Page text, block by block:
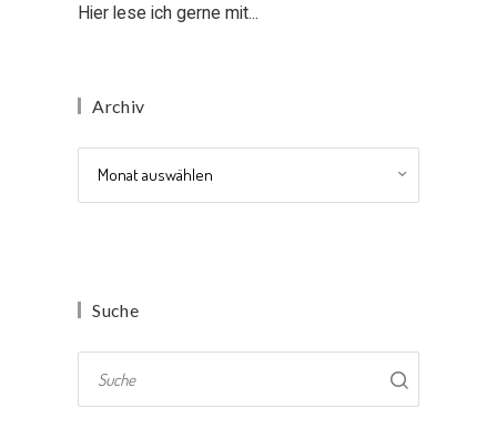
Hier lese ich gerne mit...
Archiv
Suche